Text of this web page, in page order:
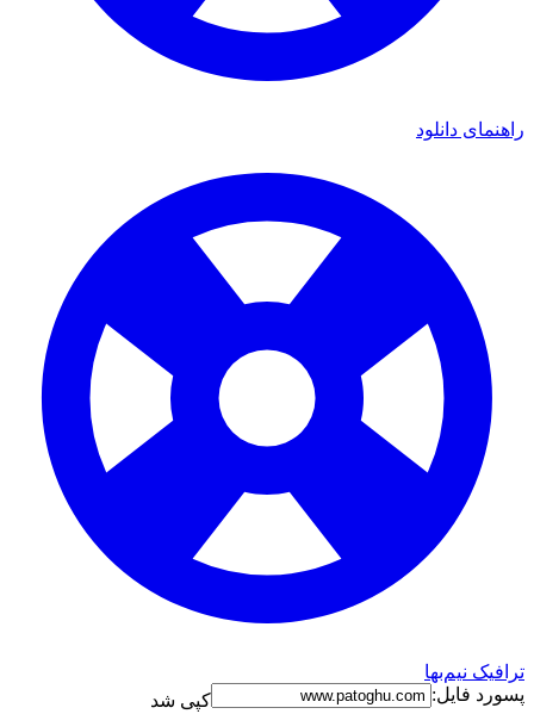
دانلود
نیم‌بها
فایل:
کپی شد